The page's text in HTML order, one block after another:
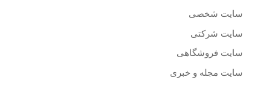
سایت شخصی
سایت شرکتی
سایت فروشگاهی
سایت مجله و خبری